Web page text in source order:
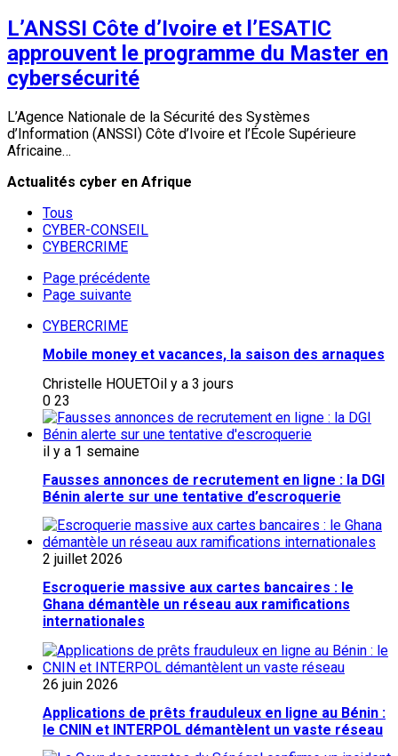
L’ANSSI Côte d’Ivoire et l’ESATIC
approuvent le programme du Master en
cybersécurité
L’Agence Nationale de la Sécurité des Systèmes
d’Information (ANSSI) Côte d’Ivoire et l’École Supérieure
Africaine…
Actualités cyber en Afrique
Tous
CYBER-CONSEIL
CYBERCRIME
Page précédente
Page suivante
CYBERCRIME
Mobile money et vacances, la saison des arnaques
Christelle HOUETOil y a 3 jours
0 23
il y a 1 semaine
Fausses annonces de recrutement en ligne : la DGI
Bénin alerte sur une tentative d’escroquerie
2 juillet 2026
Escroquerie massive aux cartes bancaires : le
Ghana démantèle un réseau aux ramifications
internationales
26 juin 2026
Applications de prêts frauduleux en ligne au Bénin :
le CNIN et INTERPOL démantèlent un vaste réseau